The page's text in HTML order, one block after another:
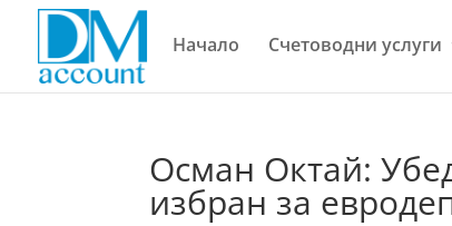
Начало Счетоводни услуги
Осман Октай:
избран за